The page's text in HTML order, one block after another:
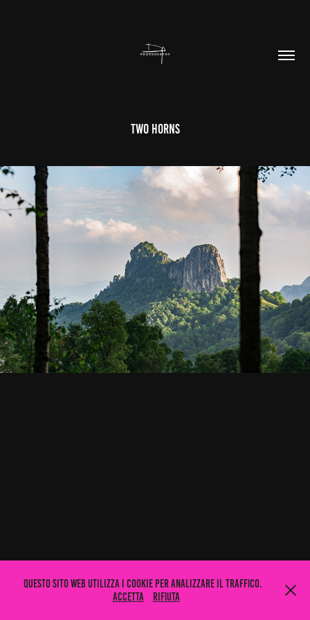
Two Horns
Questo sito web utilizza i cookie per analizzare il traffico.
Accetta
Rifiuta